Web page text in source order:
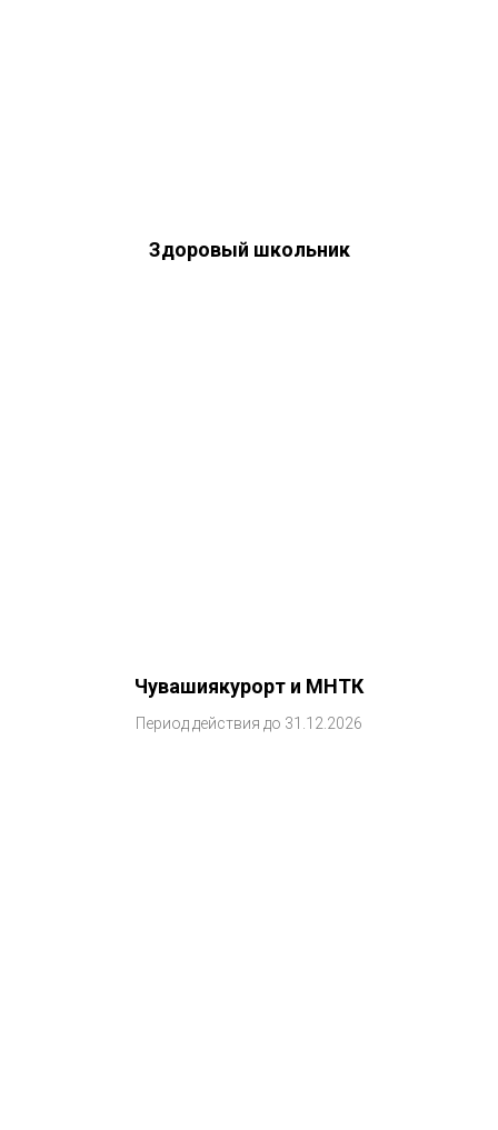
Здоровый школьник
Чувашиякурорт и МНТК
Период действия до 31.12.2026